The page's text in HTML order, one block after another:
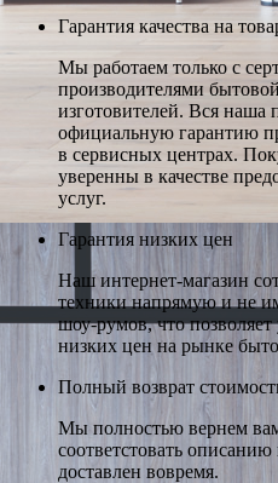
Гарантия качества на
Мы работаем только с
производителями
изготовителей. Вся наша
официальную гарантию
в сервисных центрах.
уверенны в качестве
услуг.
Гарантия низких цен
Наш интернет-магазин
техники напрямую и не
шоу-румов, что
низких цен на рынке
Полный возврат
Мы полностью вернем вам
соответстовать описанию
доставлен вовремя.